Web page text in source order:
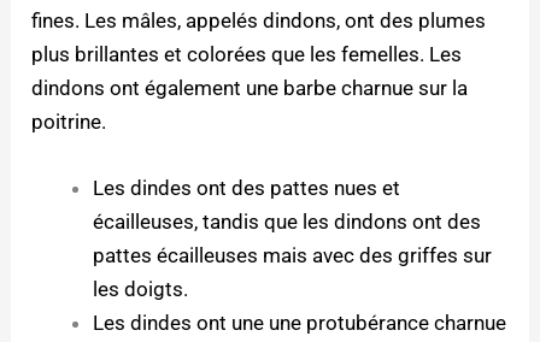
fines. Les mâles, appelés dindons, ont des plumes
plus brillantes et colorées que les femelles. Les
dindons ont également une barbe charnue sur la
poitrine.
Les dindes ont des pattes nues et
écailleuses, tandis que les dindons ont des
pattes écailleuses mais avec des griffes sur
les doigts.
Les dindes ont une une protubérance charnue